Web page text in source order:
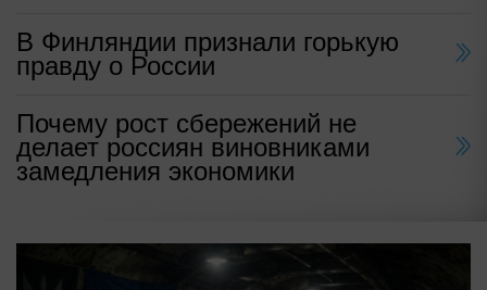
В Финляндии признали горькую
правду о России
Почему рост сбережений не
делает россиян виновниками
замедления экономики